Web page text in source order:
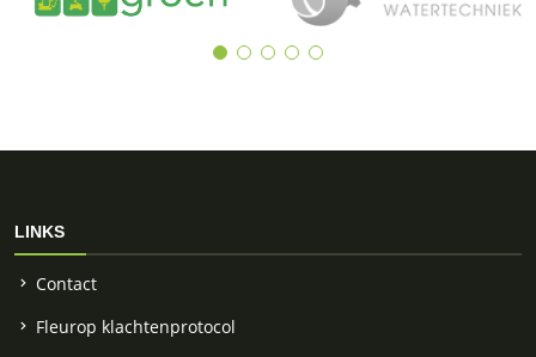
LINKS
Contact
Fleurop klachtenprotocol